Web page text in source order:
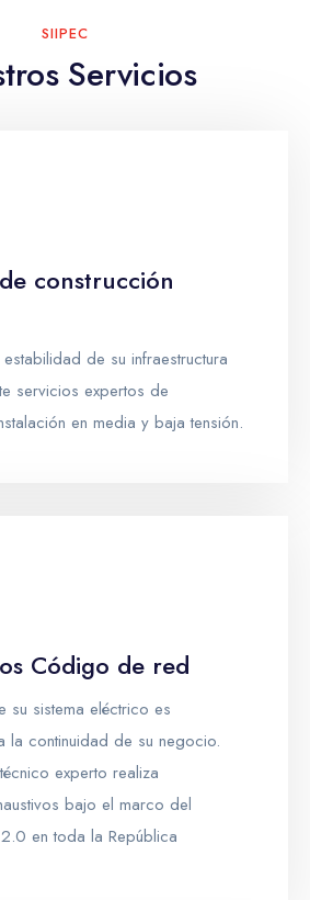
SIIPEC
Servicios
construcción
de su infraestructura
servicios expertos de
en media y baja tensión.
Código de red
su sistema eléctrico es
la continuidad de su negocio.
experto realiza
bajo el marco del
en toda la República